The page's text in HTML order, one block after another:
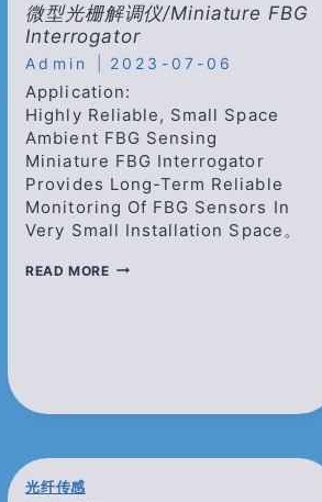
微型光栅解调仪/Miniature FBG
Interrogator
Admin 2023-07-06
Application:
Highly Reliable, Small Space
Ambient FBG Sensing
Miniature FBG Interrogator
Provides Long-Term Reliable
Monitoring Of FBG Sensors In
Very Small Installation Space。
READ MORE微
INTERROGATOR
光纤传感